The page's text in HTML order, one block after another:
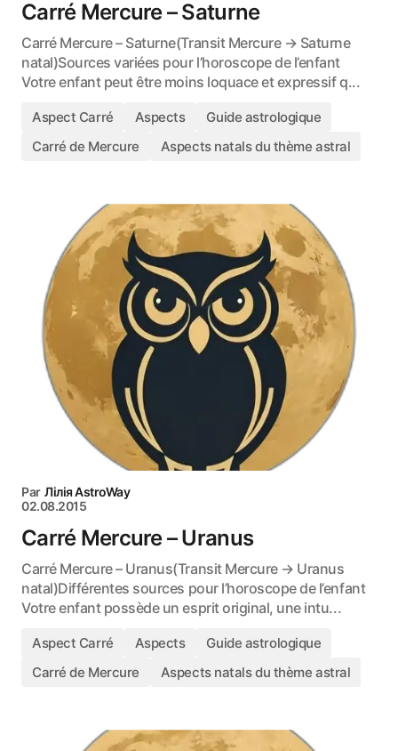
Carré Mercure – Saturne
Carré Mercure – Saturne(Transit Mercure → Saturne
natal)Sources variées pour l’horoscope de l’enfant
Votre enfant peut être moins loquace et expressif q...
Aspect Carré Aspects
Guide astrologique
Carré de Mercure
Aspects natals du thème astral
Par Лілія AstroWay
02.08.2015
Carré Mercure – Uranus
Carré Mercure – Uranus(Transit Mercure → Uranus
natal)Différentes sources pour l’horoscope de l’enfant
Votre enfant possède un esprit original, une intu...
Aspect Carré Aspects
Guide astrologique
Carré de Mercure
Aspects natals du thème astral